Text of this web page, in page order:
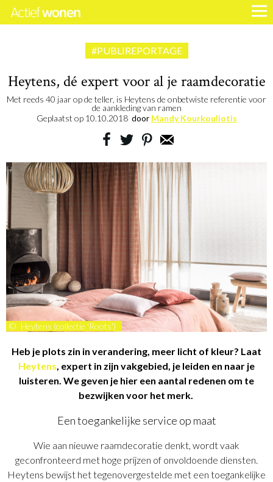
#PUBLIREPORTAGE
Heytens, dé expert voor al je raamdecoratie
Met reeds 40 jaar op de teller, is Heytens de onbetwiste referentie voor
de aankleding van ramen
Geplaatst op 10.10.2018 door Mandy Kourkouliotis
© Heytens (collectie 'Roots')
Heb je plots zin in verandering, meer licht of kleur? Laat
Heytens, expert in zijn vakgebied, je leiden en naar je
luisteren. We geven je hier een aantal redenen om te
bezwijken voor het merk.
Een toegankelijke service op maat
Wie aan nieuwe raamdecoratie denkt, wordt vaak
geconfronteerd met hoge prijzen of onvoldoende diensten.
Heytens bewijst het tegenovergestelde met een toegankelijke